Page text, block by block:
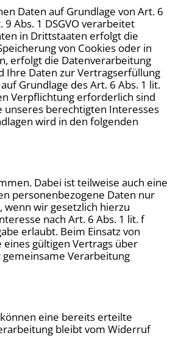
Daten auf Grundlage von Art. 6
9 Abs. 1 DSGVO verarbeitet
in Drittstaaten erfolgt die
von Cookies oder in
erfolgt die Datenverarbeitung
Ihre Daten zur Vertragserfüllung
Grundlage des Art. 6 Abs. 1 lit.
Verpflichtung erforderlich sind
unseres berechtigten Interesses
wird in den folgenden
Dabei ist teilweise auch eine
personenbezogene Daten nur
wir gesetzlich hierzu
nach Art. 6 Abs. 1 lit. f
erlaubt. Beim Einsatz von
gültigen Vertrags über
Verarbeitung
eine bereits erteilte
bleibt vom Widerruf